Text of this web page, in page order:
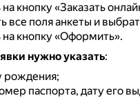
кнопку «Заказать
все поля анкеты и
на кнопку «Оформить».
нужно указать:
рождения;
паспорта, дату его